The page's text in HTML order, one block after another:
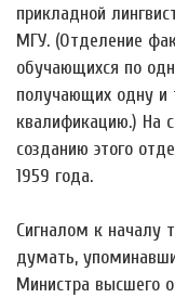
прикладной
МГУ. (Отделение
обучающихся по
получающих одну
квалификацию.) На
созданию этого
1959 года.
Сигналом к началу
думать,
Министра высшего